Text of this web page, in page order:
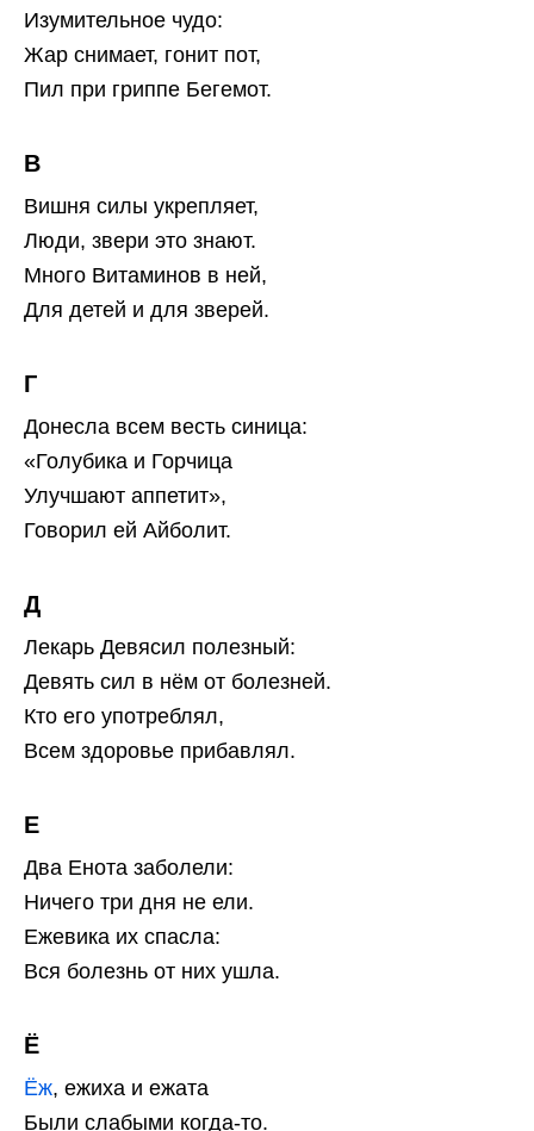
Изумительное чудо:
Жар снимает, гонит пот,
Пил при гриппе Бегемот.
В
Вишня силы укрепляет,
Люди, звери это знают.
Много Витаминов в ней,
Для детей и для зверей.
Г
Донесла всем весть синица:
«Голубика и Горчица
Улучшают аппетит»,
Говорил ей Айболит.
Д
Лекарь Девясил полезный:
Девять сил в нём от болезней.
Кто его употреблял,
Всем здоровье прибавлял.
Е
Два Енота заболели:
Ничего три дня не ели.
Ежевика их спасла:
Вся болезнь от них ушла.
Ё
Ёж, ежиха и ежата
Были слабыми когда-то.